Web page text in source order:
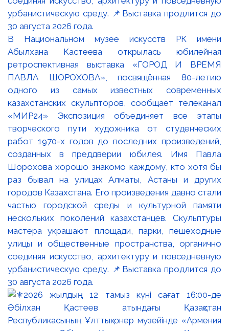
В Национальном музее искусств РК имени
Абылхана Кастеева открылась юбилейная
ретроспективная выставка «ГОРОД И ВРЕМЯ
ПАВЛА ШОРОХОВА», посвящённая 80-летию
одного из самых известных современных
казахстанских скульпторов, сообщает телеканал
«МИР24» Экспозиция объединяет все этапы
творческого пути художника от студенческих
работ 1970-х годов до последних произведений,
созданных в преддверии юбилея. Имя Павла
Шорохова хорошо знакомо каждому, кто хотя бы
раз бывал на улицах Алматы, Астаны и других
городов Казахстана. Его произведения давно стали
частью городской среды и культурной памяти
нескольких поколений казахстанцев. Скульптуры
мастера украшают площади, парки, пешеходные
улицы и общественные пространства, органично
соединяя искусство, архитектуру и повседневную
урбанистическую среду. 📌Выставка продлится до
30 августа 2026 года.